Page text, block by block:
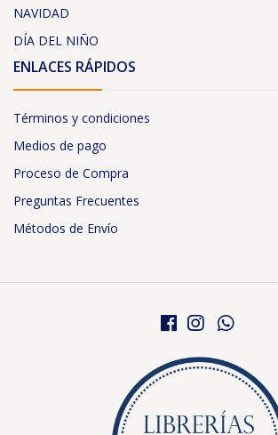
NAVIDAD
DÍA DEL NIÑO
ENLACES RÁPIDOS
Términos y condiciones
Medios de pago
Proceso de Compra
Preguntas Frecuentes
Métodos de Envío